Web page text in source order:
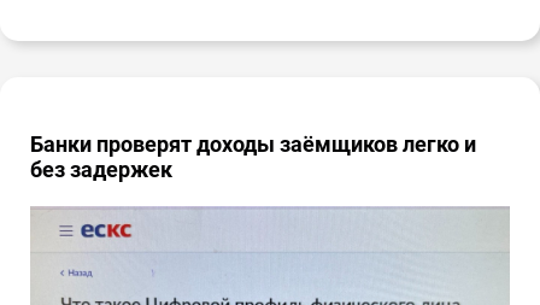
Банки проверят доходы заёмщиков легко и
без задержек